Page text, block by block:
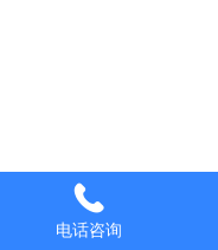
电话咨询